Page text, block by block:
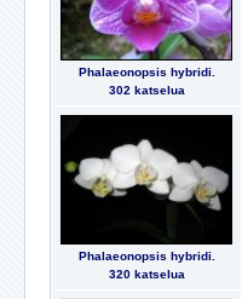
Phalaeonopsis hybridi.
302 katselua
Phalaeonopsis hybridi.
320 katselua